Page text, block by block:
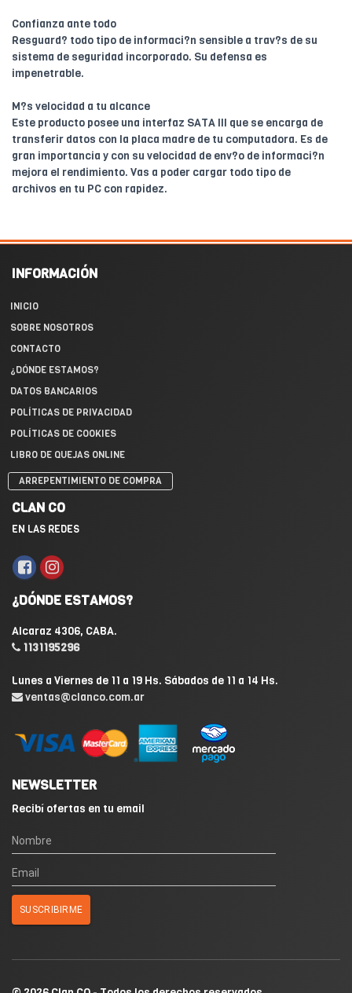
Confianza ante todo
Resguard? todo tipo de informaci?n sensible a trav?s de su
sistema de seguridad incorporado. Su defensa es
impenetrable.
M?s velocidad a tu alcance
Este producto posee una interfaz SATA III que se encarga de
transferir datos con la placa madre de tu computadora. Es de
gran importancia y con su velocidad de env?o de informaci?n
mejora el rendimiento. Vas a poder cargar todo tipo de
archivos en tu PC con rapidez.
INFORMACIÓN
INICIO
SOBRE NOSOTROS
CONTACTO
¿DÓNDE ESTAMOS?
DATOS BANCARIOS
POLÍTICAS DE PRIVACIDAD
POLÍTICAS DE COOKIES
LIBRO DE QUEJAS ONLINE
ARREPENTIMIENTO DE COMPRA
CLAN CO
EN LAS REDES
¿DÓNDE ESTAMOS?
Alcaraz 4306, CABA.
1131195296
Lunes a Viernes de 11 a 19 Hs. Sábados de 11 a 14 Hs.
ventas@clanco.com.ar
NEWSLETTER
Recibí ofertas en tu email